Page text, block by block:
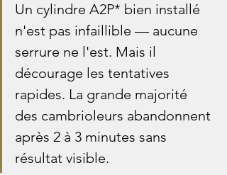
Un cylindre A2P* bien installé
n'est pas infaillible — aucune
serrure ne l'est. Mais il
décourage les tentatives
rapides. La grande majorité
des cambrioleurs abandonnent
après 2 à 3 minutes sans
résultat visible.